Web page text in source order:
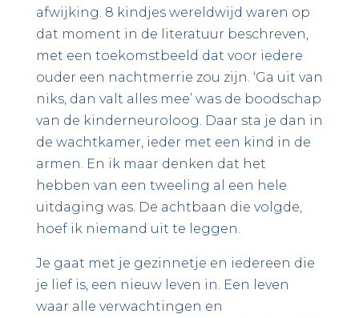
afwijking. 8 kindjes wereldwijd waren op
dat moment in de literatuur beschreven,
met een toekomstbeeld dat voor iedere
ouder een nachtmerrie zou zijn. ‘Ga uit van
niks, dan valt alles mee’ was de boodschap
van de kinderneuroloog. Daar sta je dan in
de wachtkamer, ieder met een kind in de
armen. En ik maar denken dat het
hebben van een tweeling al een hele
uitdaging was. De achtbaan die volgde,
hoef ik niemand uit te leggen.
Je gaat met je gezinnetje en iedereen die
je lief is, een nieuw leven in. Een leven
waar alle verwachtingen en